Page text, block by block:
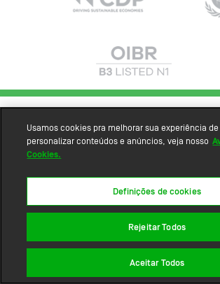
Usamos cookies pra melhorar sua experiência de
personalizar conteúdos e anúncios, veja nosso
Cookies.
Definições de cookies
Rejeitar Todos
Aceitar Todos